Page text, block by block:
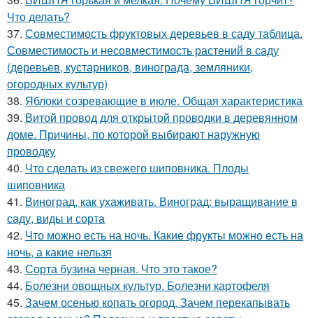
Что делать?
37. Совместимость фруктовых деревьев в саду таблица.
Совместимость и несовместимость растений в саду
(деревьев, кустарников, винограда, земляники,
огородных культур)
38. Яблоки созревающие в июле. Общая характеристика
39. Витой провод для открытой проводки в деревянном
доме. Причины, по которой выбирают наружную
проводку
40. Что сделать из свежего шиповника. Плоды
шиповника
41. Виноград, как ухаживать. Виноград: выращивание в
саду, виды и сорта
42. Что можно есть на ночь. Какие фрукты можно есть на
ночь, а какие нельзя
43. Сорта бузина черная. Что это такое?
44. Болезни овощных культур. Болезни картофеля
45. Зачем осенью копать огород. Зачем перекапывать